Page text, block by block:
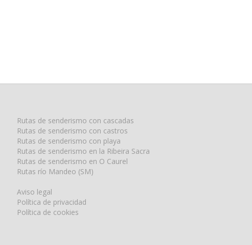
Rutas de senderismo con cascadas
Rutas de senderismo con castros
Rutas de senderismo con playa
Rutas de senderismo en la Ribeira Sacra
Rutas de senderismo en O Caurel
Rutas río Mandeo (SM)
Aviso legal
Política de privacidad
Política de cookies